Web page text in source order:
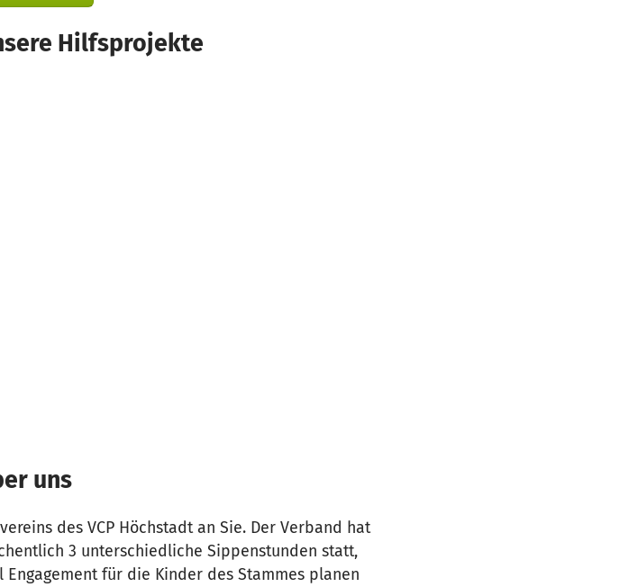
Hilfsprojekte
uns
des VCP Höchstadt an Sie. Der Verband hat
3 unterschiedliche Sippenstunden statt,
für die Kinder des Stammes planen